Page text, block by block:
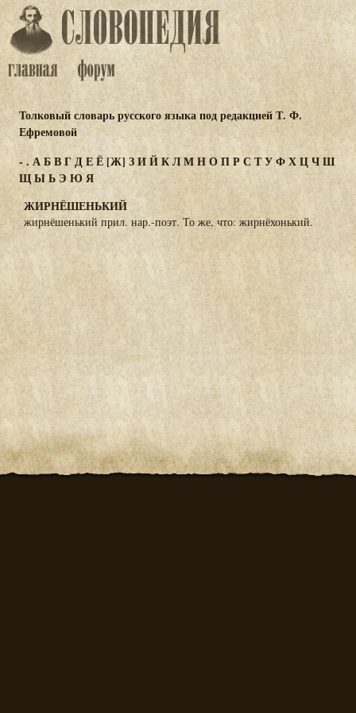
Толковый словарь русского языка под редакцией Т. Ф.
Ефремовой
- . АБВГДЕЁ [Ж] ЗИЙКЛМНОПРС ТУФХЦЧШ
ЩЫЬЭ ЮЯ
ЖИРНЁШЕНЬКИЙ
жирнёшенький прил. нар.-поэт. То же, что: жирнёхонький.